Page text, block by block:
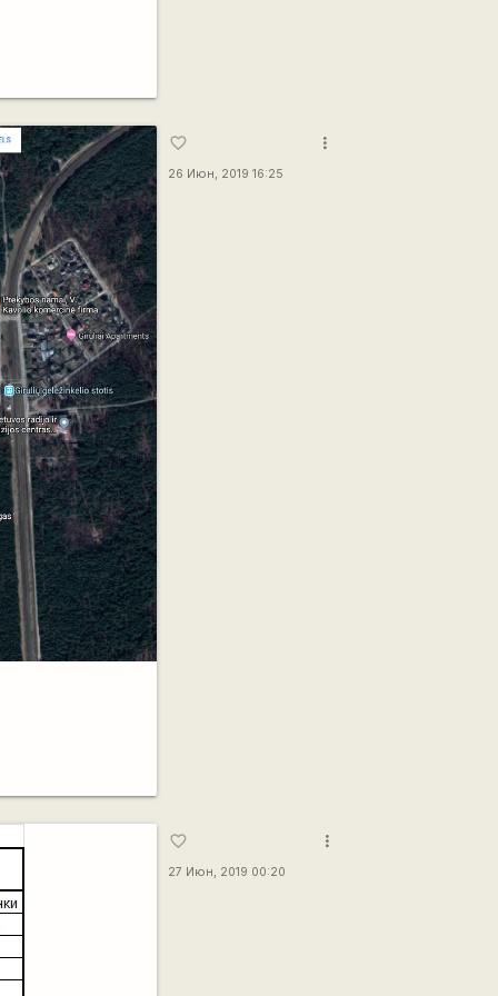
favorite_border
26 Июн, 2019 16:25
more_vert
favorite_border
27 Июн, 2019 00:20
more_vert